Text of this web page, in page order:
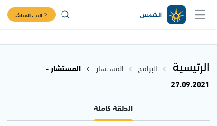
البث المباشر
الرئيسية البرامج المستشار
المستشار -
27.09.2021
الحلقة كاملة